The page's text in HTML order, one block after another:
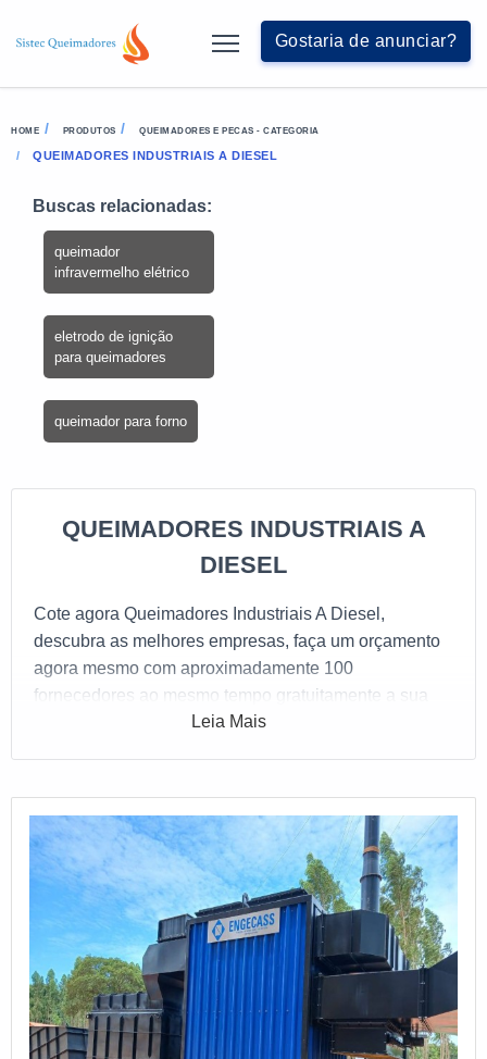
Gostaria de anunciar?
HOME PRODUTOS QUEIMADORES E PECAS - CATEGORIA
QUEIMADORES INDUSTRIAIS A DIESEL
Buscas relacionadas:
queimador
infravermelho elétrico
eletrodo de ignição
para queimadores
queimador para forno
QUEIMADORES INDUSTRIAIS A
DIESEL
Cote agora Queimadores Industriais A Diesel,
descubra as melhores empresas, faça um orçamento
agora mesmo com aproximadamente 100
fornecedores ao mesmo tempo gratuitamente a sua
Leia Mais